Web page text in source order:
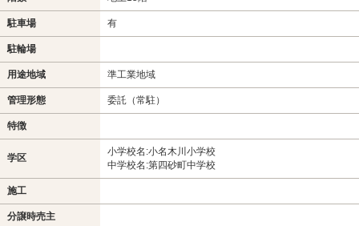
駐車場 有
駐輪場
用途地域 準工業地域
管理形態 委託（常駐）
特徴
学区
小学校名:小名木川小学校
中学校名:第四砂町中学校
施工
分譲時売主